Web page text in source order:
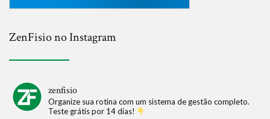
ZenFisio no Instagram
zenfisio
Organize sua rotina com um sistema de gestão completo.
Teste grátis por 14 dias!